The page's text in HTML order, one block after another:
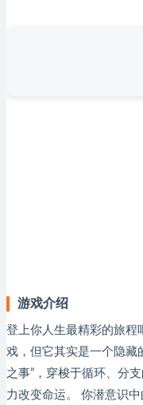
游戏介绍
登上你人生最精彩的旅程
戏，但它其实是一个隐藏
之事”，穿梭于循环、分
力改变命运。 你潜意识